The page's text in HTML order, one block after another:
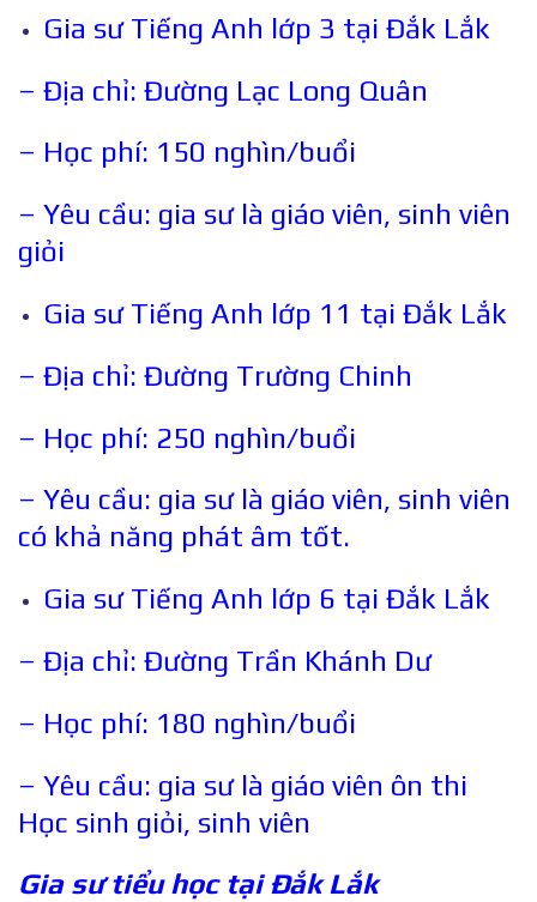
Gia sư Tiếng Anh lớp 3 tại Đắk Lắk
– Địa chỉ: Đường Lạc Long Quân
– Học phí: 150 nghìn/buổi
– Yêu cầu: gia sư là giáo viên, sinh viên
giỏi
Gia sư Tiếng Anh lớp 11 tại Đắk Lắk
– Địa chỉ: Đường Trường Chinh
– Học phí: 250 nghìn/buổi
– Yêu cầu: gia sư là giáo viên, sinh viên
có khả năng phát âm tốt.
Gia sư Tiếng Anh lớp 6 tại Đắk Lắk
– Địa chỉ: Đường Trần Khánh Dư
– Học phí: 180 nghìn/buổi
– Yêu cầu: gia sư là giáo viên ôn thi
Học sinh giỏi, sinh viên
Gia sư tiểu học tại Đắk Lắk